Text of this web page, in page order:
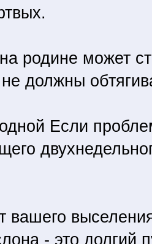
родине может
должны
Если
вашего
- это долгий